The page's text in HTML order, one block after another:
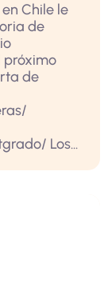
Chile le
de
próximo
de
Los...